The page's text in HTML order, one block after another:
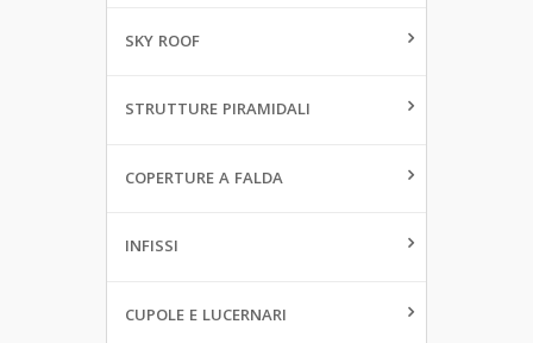
SKY ROOF
STRUTTURE PIRAMIDALI
COPERTURE A FALDA
INFISSI
CUPOLE E LUCERNARI